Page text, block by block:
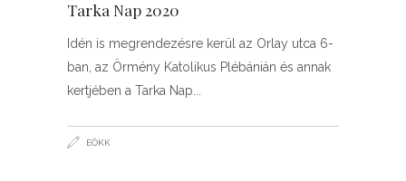
Tarka Nap 2020
Idén is megrendezésre kerül az Orlay utca 6-
ban, az Örmény Katolikus Plébánián és annak
kertjében a Tarka Nap
EÖKK